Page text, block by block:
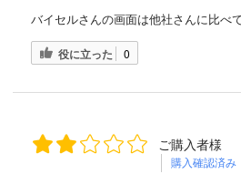
バイセルさんの画面は他社さんに比べ
役に立った 0
ご購入者様
購入確認済み